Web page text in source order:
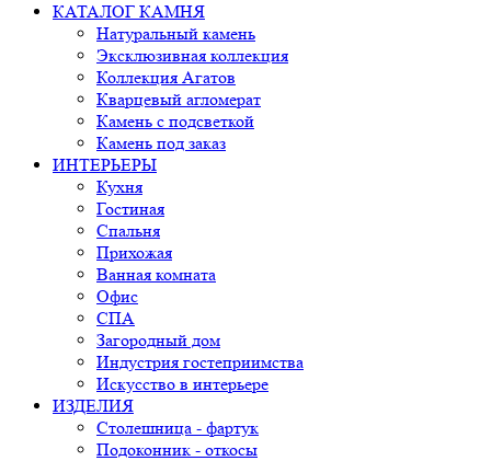
КАТАЛОГ КАМНЯ
Натуральный камень
Эксклюзивная коллекция
Коллекция Агатов
Кварцевый агломерат
Камень с подсветкой
Камень под заказ
ИНТЕРЬЕРЫ
Кухня
Гостиная
Спальня
Прихожая
Ванная комната
Офис
СПА
Загородный дом
Индустрия гостеприимства
Искусство в интерьере
ИЗДЕЛИЯ
Столешница - фартук
Подоконник - откосы